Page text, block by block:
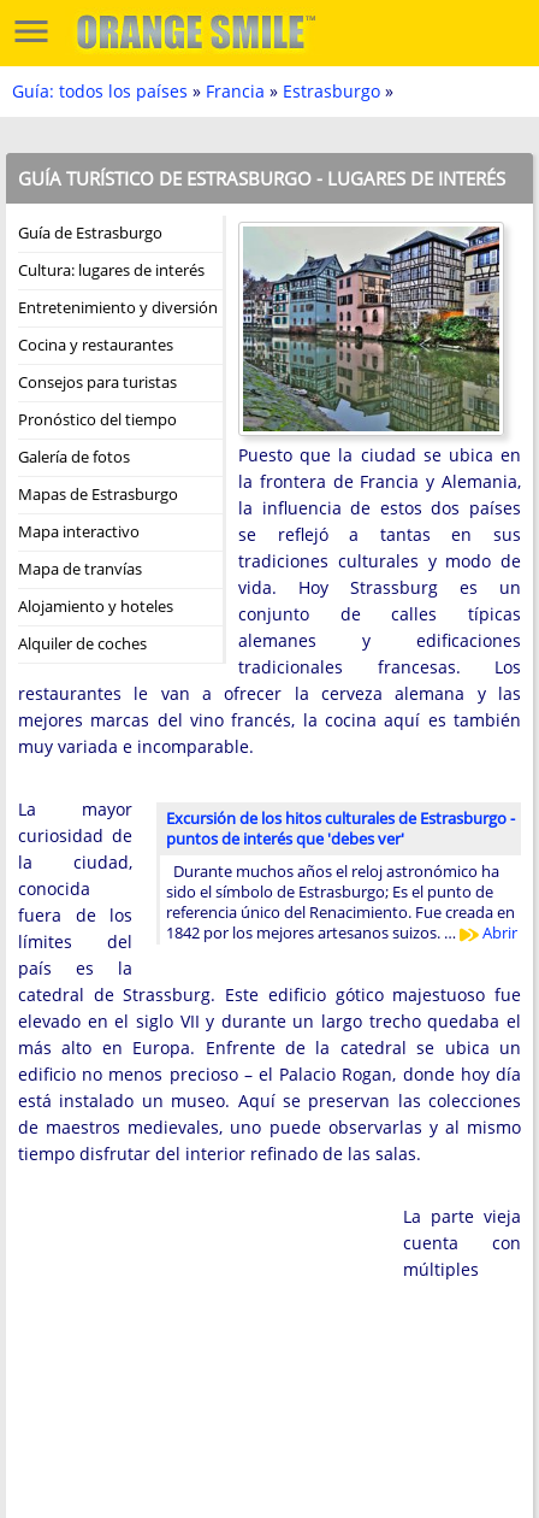
Guía: todos los países » Francia » Estrasburgo »
GUÍA TURÍSTICO DE ESTRASBURGO - LUGARES DE INTERÉS
Guía de Estrasburgo
Cultura: lugares de interés
Entretenimiento y diversión
Cocina y restaurantes
Consejos para turistas
Pronóstico del tiempo
Galería de fotos
Mapas de Estrasburgo
Mapa interactivo
Mapa de tranvías
Alojamiento y hoteles
Alquiler de coches
Puesto que la ciudad se ubica en
la frontera de Francia y Alemania,
la influencia de estos dos países
se reflejó a tantas en sus
tradiciones culturales y modo de
vida. Hoy Strassburg es un
conjunto de calles típicas
alemanes y edificaciones
tradicionales francesas. Los
restaurantes le van a ofrecer la cerveza alemana y las
mejores marcas del vino francés, la cocina aquí es también
muy variada e incomparable.
Excursión de los hitos culturales de Estrasburgo -
puntos de interés que 'debes ver'
Durante muchos años el reloj astronómico ha
sido el símbolo de Estrasburgo; Es el punto de
referencia único del Renacimiento. Fue creada en
1842 por los mejores artesanos suizos. …
Abrir
La mayor
curiosidad de
la ciudad,
conocida
fuera de los
límites del
país es la
catedral de Strassburg. Este edificio gótico majestuoso fue
elevado en el siglo VII y durante un largo trecho quedaba el
más alto en Europa. Enfrente de la catedral se ubica un
edificio no menos precioso – el Palacio Rogan, donde hoy día
está instalado un museo. Aquí se preservan las colecciones
de maestros medievales, uno puede observarlas y al mismo
tiempo disfrutar del interior refinado de las salas.
La parte vieja
cuenta con
múltiples